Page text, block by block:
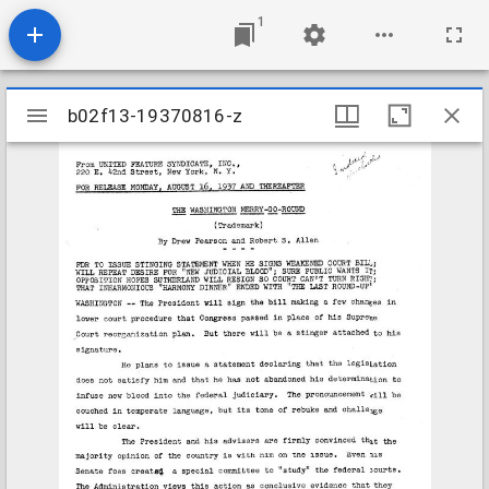
1
Mirador
viewer
b02f13-19370816-z
b02f13-19370816-z